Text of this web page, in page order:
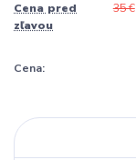
Cena pred
zľavou
35 €
Cena: